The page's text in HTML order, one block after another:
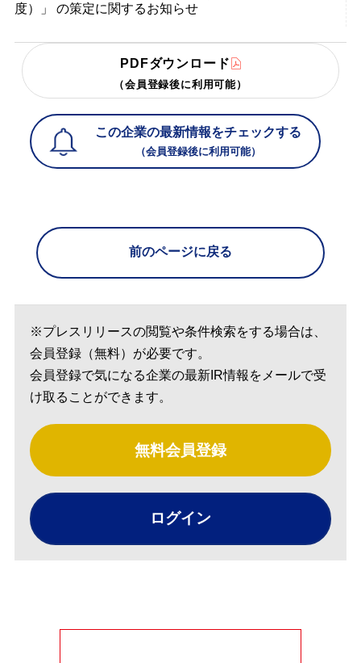
度）」 の策定に関するお知らせ
PDFダウンロード
（会員登録後に利用可能）
この企業の最新情報をチェックする
（会員登録後に利用可能）
前のページに戻る
※プレスリリースの閲覧や条件検索をする場合は、
会員登録（無料）が必要です。
会員登録で気になる企業の最新IR情報をメールで受
け取ることができます。
無料会員登録
ログイン